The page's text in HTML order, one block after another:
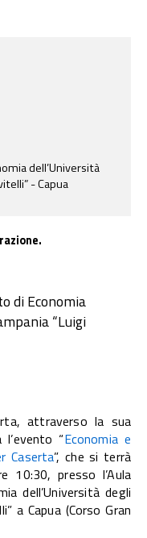
dell’Università
- Capua
di Economia
“Luigi
attraverso la sua
l’evento “Economia e
Caserta”, che si terrà
10:30, presso l’Aula
dell’Università degli
a Capua (Corso Gran